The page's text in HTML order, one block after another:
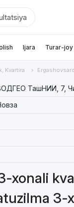
Ijara Turar-
Kvartira
ТашНИИ, 7,
xonali
3-